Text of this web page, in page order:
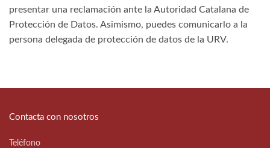
presentar una reclamación ante la Autoridad Catalana de
Protección de Datos. Asimismo, puedes comunicarlo a la
persona delegada de protección de datos de la URV.
Contacta con nosotros
Teléfono